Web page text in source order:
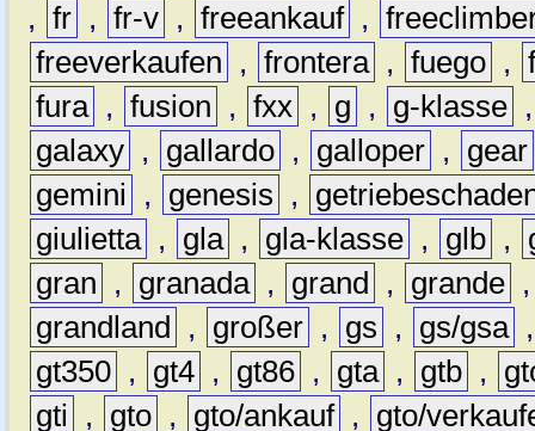
, fr , fr-v , freeankauf ,
freeverkaufen
, frontera , fuego ,
fura , fusion , fxx , g , g-klasse
galaxy , gallardo , galloper ,
gear
gemini
, genesis ,
giulietta , gla , gla-klasse , glb ,
gran
, granada , grand , grande
grandland
, großer , gs , gs/gsa
gt350 , gt4 , gt86 , gta , gtb ,
gti
, gto , gto/ankauf ,
gto/